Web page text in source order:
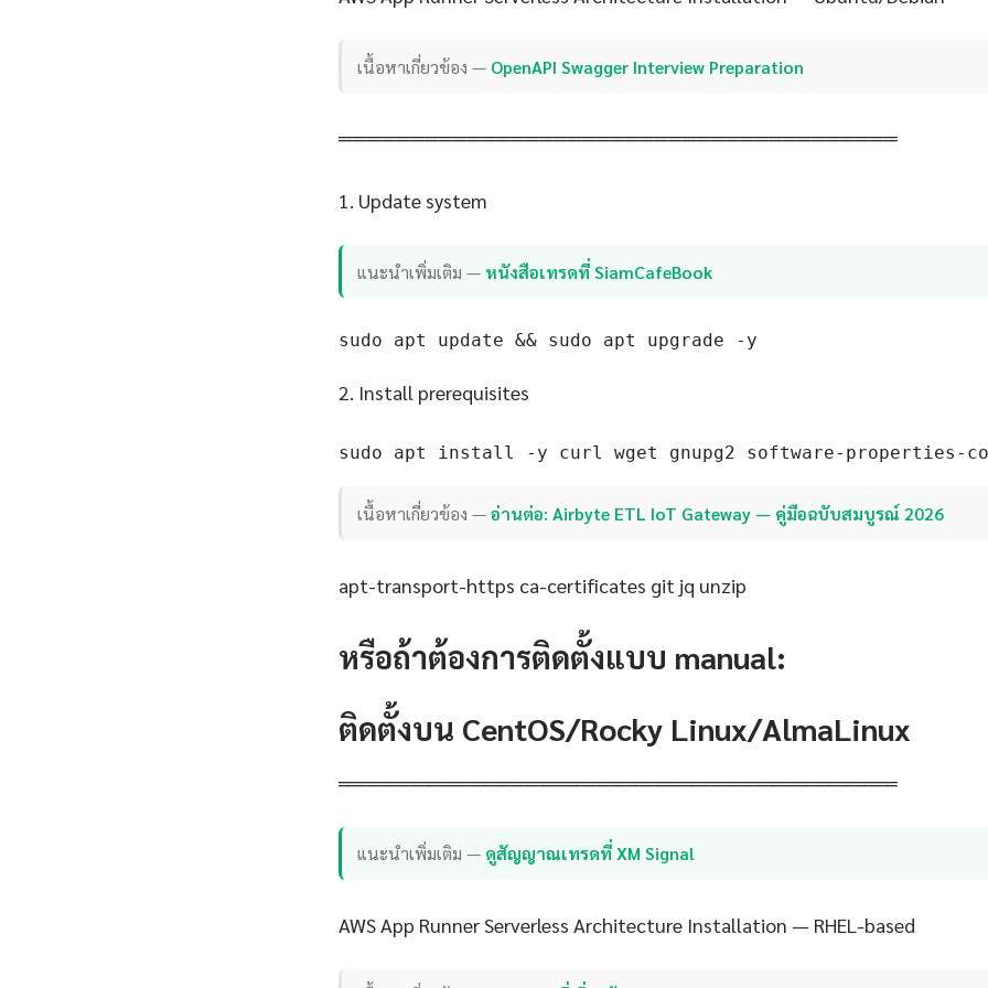
เนื้อหาเกี่ยวข้อง — OpenAPI Swagger Interview Preparation
═══════════════════════════════════════
1. Update system
แนะนำเพิ่มเติม — หนังสือเทรดที่ SiamCafeBook
sudo apt update && sudo apt upgrade -y
2. Install prerequisites
sudo apt install -y curl wget gnupg2 software-properties-
เนื้อหาเกี่ยวข้อง —อ่านต่อ: Airbyte ETL IoT Gateway — คู่มือฉบับสมบูรณ์ 2026
apt-transport-https ca-certificates git jq unzip
หรือถ้าต้องการติดตั้งแบบ manual:
ติดตั้งบน CentOS/Rocky Linux/AlmaLinux
═══════════════════════════════════════
แนะนำเพิ่มเติม — ดูสัญญาณเทรดที่ XM Signal
AWS App Runner Serverless Architecture Installation — RHEL-based